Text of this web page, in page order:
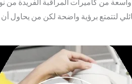
من كاميرات المراقبة الفريدة من
لتتمتع برؤية واضحة لكن من